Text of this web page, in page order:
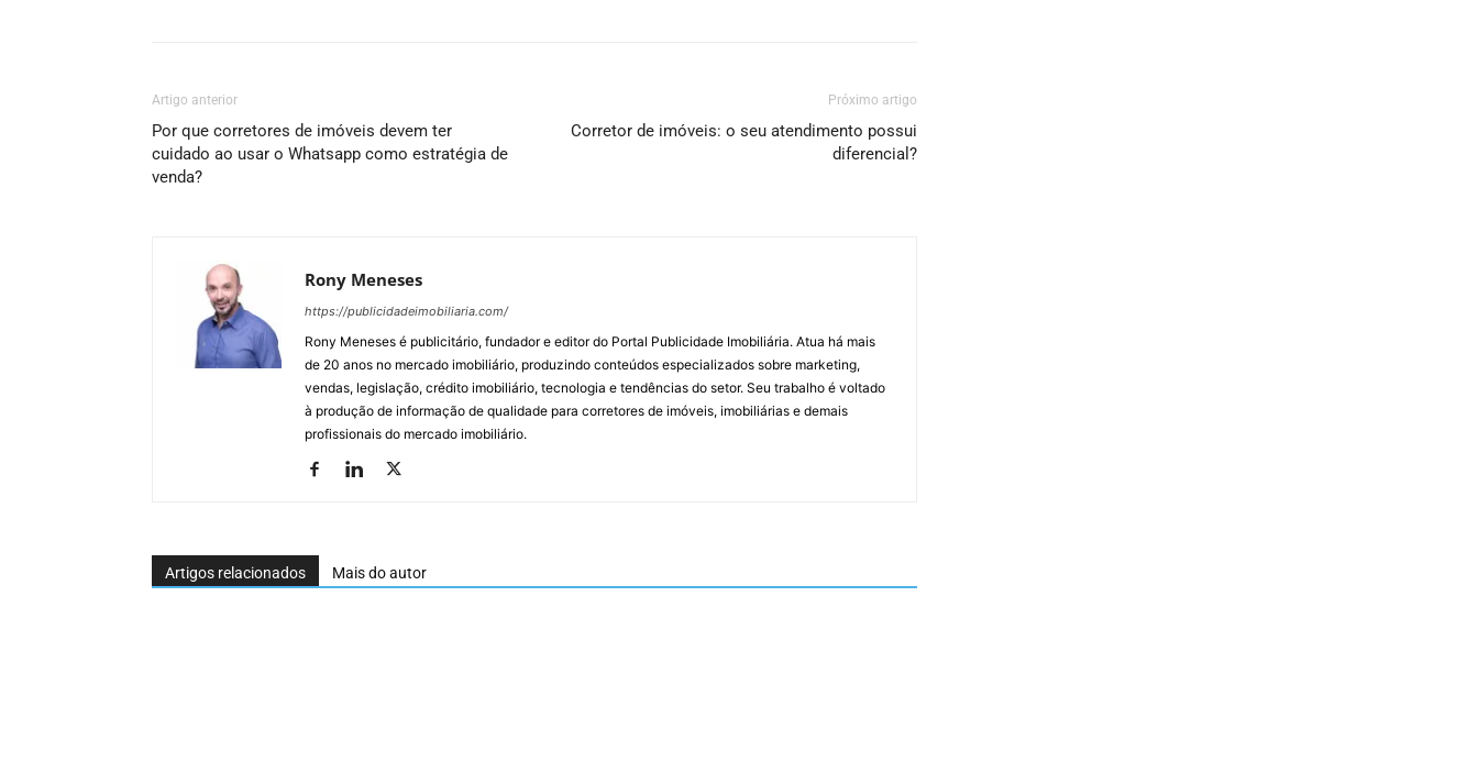
Artigo anterior
Por que corretores de imóveis devem ter
cuidado ao usar o Whatsapp como estratégia de
venda?
Próximo artigo
Corretor de imóveis: o seu atendimento possui
diferencial?
Rony Meneses
https://publicidadeimobiliaria.com/
Rony Meneses é publicitário, fundador e editor do Portal Publicidade Imobiliária. Atua há mais
de 20 anos no mercado imobiliário, produzindo conteúdos especializados sobre marketing,
vendas, legislação, crédito imobiliário, tecnologia e tendências do setor. Seu trabalho é voltado
à produção de informação de qualidade para corretores de imóveis, imobiliárias e demais
profissionais do mercado imobiliário.
Artigos relacionados Mais do autor